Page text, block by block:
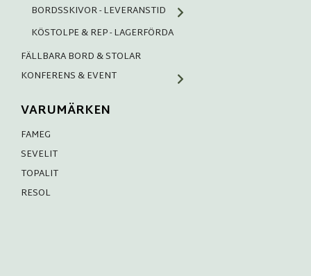
BORDSSKIVOR - LEVERANSTID
KÖSTOLPE & REP - LAGERFÖRDA
FÄLLBARA BORD & STOLAR
KONFERENS & EVENT
VARUMÄRKEN
FAMEG
SEVELIT
TOPALIT
RESOL